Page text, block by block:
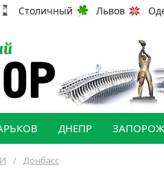
Столичный Львов
ДНЕПР
/ Донбасс